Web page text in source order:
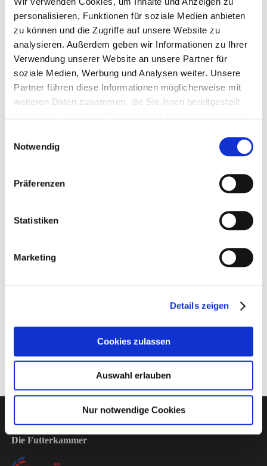
personalisieren, Funktionen für soziale Medien anbieten
zu können und die Zugriffe auf unsere Website zu
analysieren. Außerdem geben wir Informationen zu Ihrer
Verwendung unserer Website an unsere Partner für
soziale Medien, Werbung und Analysen weiter. Unsere
Partner führen diese Informationen möglicherweise mit
weiteren Daten zusammen, die Sie ihnen bereitgestellt
Notwendig
Präferenzen
Statistiken
Marketing
Details zeigen
Cookies zulassen
Auswahl erlauben
Nur notwendige Cookies
Hier anmelden
Artikelbeschreibung
Hier ist für jeden Schnabel etwas dabei: Rosinen,
Haferflocken und Fettfutter werden gern ange-nommen von
Liebhaber kleiner Säm-ereien sind verschiedene Hirsearten
fütterung geeignet und beliebt bei einer Vielzahl gefiederter
Zusammensetzung
Die Futterkammer